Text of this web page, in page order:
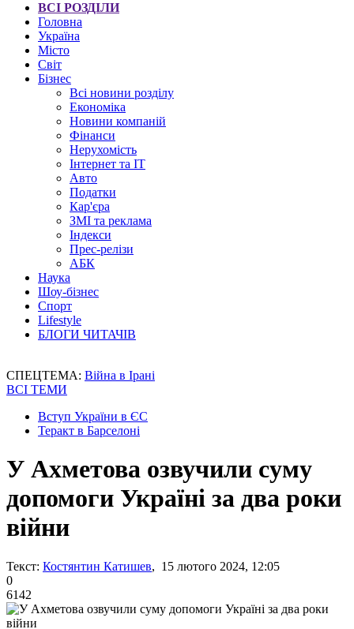
ВСІ РОЗДІЛИ
Головна
Україна
Місто
Світ
Бізнес
Всі новини розділу
Економіка
Новини компаній
Фінанси
Нерухомість
Інтернет та IT
Авто
Податки
Кар'єра
ЗМІ та реклама
Індекси
Прес-релізи
АБК
Наука
Шоу-бізнес
Спорт
Lifestyle
БЛОГИ ЧИТАЧІВ
СПЕЦТЕМА: Війна в Ірані
ВСІ ТЕМИ
Вступ України в ЄС
Теракт в Барселоні
У Ахметова озвучили суму
допомоги Україні за два роки
війни
Текст: Костянтин Катишев, 15 лютого 2024, 12:05
0
6142